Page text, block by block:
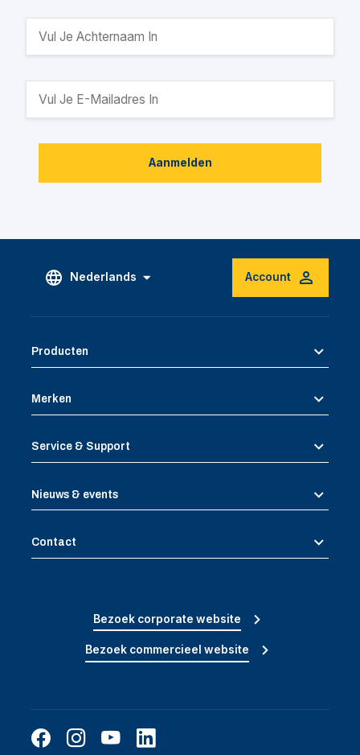
Aanmelden
Nederlands Account
Producten
Merken
Service & Support
Nieuws & events
Contact
Bezoek corporate website
Bezoek commercieel website